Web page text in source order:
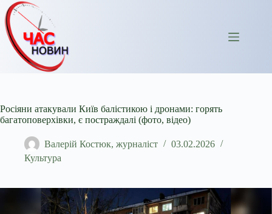
Перейти
до
вмісту
Росіяни атакували Київ балістикою і дронами: горять
багатоповерхівки, є постраждалі (фото, відео)
Валерій Костюк, журналіст
03.02.2026
Культура